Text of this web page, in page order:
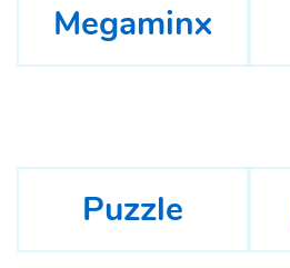
Megaminx
Puzzle